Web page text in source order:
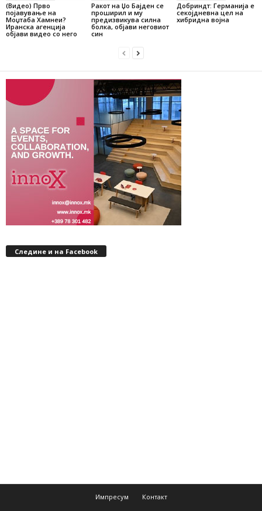
(Видео) Прво
појавување на
Моџтаба Хамнеи?
Иранска агенција
објави видео со него
Ракот на Џо Бајден се
проширил и му
предизвикува силна
болка, објави неговиот
син
Добриндт: Германија е
секојдневна цел на
хибридна војна
Следине и на Facebook
Импресум
Контакт